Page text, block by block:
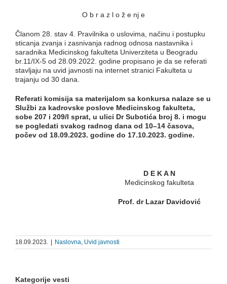
O b r a z l o ž e nj e
Članom 28. stav 4. Pravilnika o uslovima, načinu i postupku
sticanja zvanja i zasnivanja radnog odnosa nastavnika i
saradnika Medicinskog fakulteta Univerziteta u Beogradu
br.11/IX-5 od 28.09.2022. godine propisano je da se referati
stavljaju na uvid javnosti na internet stranici Fakulteta u
trajanju od 30 dana.
Referati komisija sa materijalom sa konkursa nalaze se u
Službi za kadrovske poslove Medicinskog fakulteta,
sobe 207 i 209/I sprat, u ulici Dr Subotića broj 8. i mogu
se pogledati svakog radnog dana od 10–14 časova,
počev od 18.09.2023. godine do 17.10.2023. godine.
D E K A N
Medicinskog fakulteta
Prof. dr Lazar Davidović
18.09.2023. Naslovna, Uvid javnosti
Kategorije vesti